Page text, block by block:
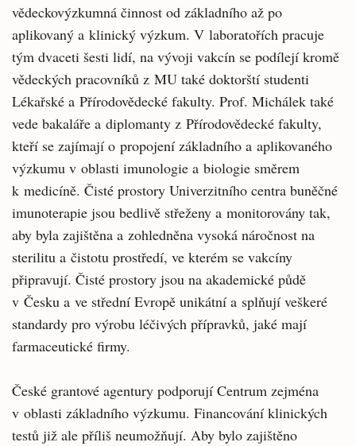
vědeckovýzkumná činnost od základního až po
aplikovaný a klinický výzkum. V laboratořích pracuje
tým dvaceti šesti lidí, na vývoji vakcín se podílejí kromě
vědeckých pracovníků z MU také doktorští studenti
Lékařské a Přírodovědecké fakulty. Prof. Michálek také
vede bakaláře a diplomanty z Přírodovědecké fakulty,
kteří se zajímají o propojení základního a aplikovaného
výzkumu v oblasti imunologie a biologie směrem
k medicíně. Čisté prostory Univerzitního centra buněčné
imunoterapie jsou bedlivě střeženy a monitorovány tak,
aby byla zajištěna a zohledněna vysoká náročnost na
sterilitu a čistotu prostředí, ve kterém se vakcíny
připravují. Čisté prostory jsou na akademické půdě
v Česku a ve střední Evropě unikátní a splňují veškeré
standardy pro výrobu léčivých přípravků, jaké mají
farmaceutické firmy.
České grantové agentury podporují Centrum zejména
v oblasti základního výzkumu. Financování klinických
testů již ale příliš neumožňují. Aby bylo zajištěno